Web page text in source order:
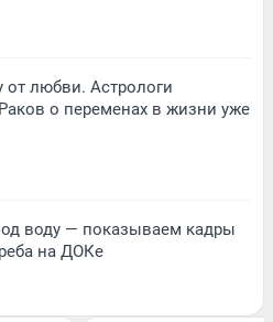
от любви. Астрологи
о переменах в жизни уже
воду — показываем кадры
на ДОКе